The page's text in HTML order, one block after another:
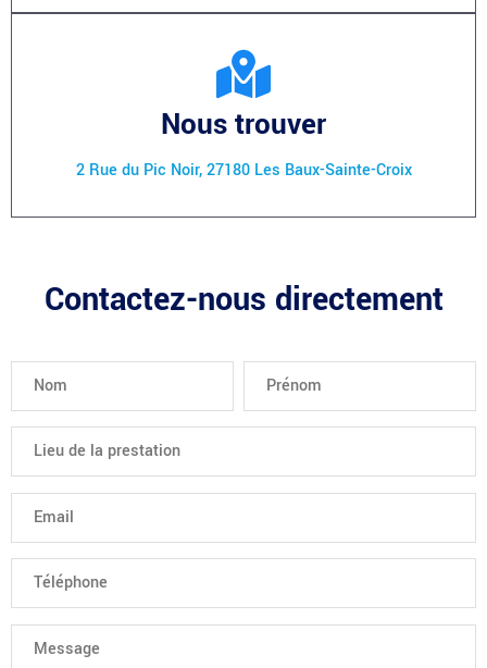
Nous trouver
2 Rue du Pic Noir, 27180 Les Baux-Sainte-Croix
Contactez-nous directement